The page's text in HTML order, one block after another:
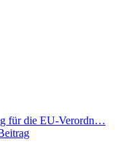
für die EU‑Verordn…